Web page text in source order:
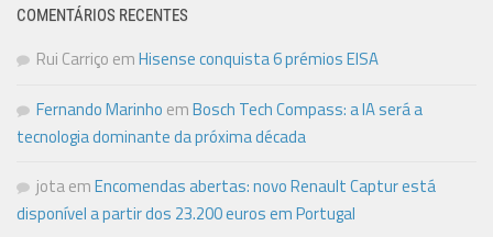
COMENTÁRIOS RECENTES
Rui Carriço emHisense conquista 6 prémios EISA
Fernando Marinho emBosch Tech Compass: a IA será a
tecnologia dominante da próxima década
jotaemEncomendas abertas: novo Renault Captur está
disponível a partir dos 23.200 euros em Portugal